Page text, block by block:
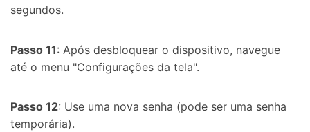
segundos.
Passo 11: Após desbloquear o dispositivo, navegue
até o menu "Configurações da tela".
Passo 12: Use uma nova senha (pode ser uma senha
temporária).